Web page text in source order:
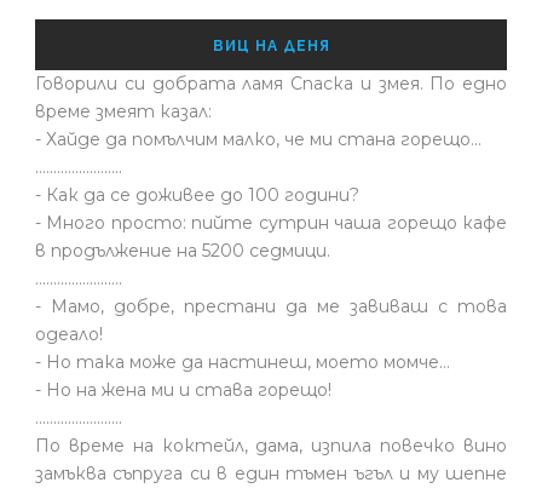
ВИЦ НА ДЕНЯ
Говорили си добрата ламя Спаска и змея. По едно
време змеят казал:
- Хайде да помълчим малко, че ми стана горещо...
........................
- Как да се доживее до 100 години?
- Много просто: пийте сутрин чаша горещо кафе
в продължение на 5200 седмици.
........................
- Мамо, добре, престани да ме завиваш с това
одеало!
- Но така може да настинеш, моето момче…
- Но на жена ми и става горещо!
........................
По време на коктейл, дама, изпила повечко вино
замъква съпруга си в един тъмен ъгъл и му шепне